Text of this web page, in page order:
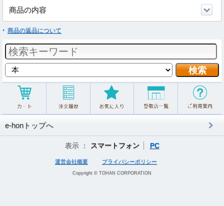
商品の内容
商品の返品について
e-honトップへ
表示 ： スマートフォン PC
運営会社概要 プライバシーポリシー
Copyright © TOHAN CORPORATION